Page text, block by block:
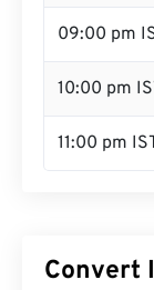
09:00 pm
10:00 pm
11:00 pm
Convert